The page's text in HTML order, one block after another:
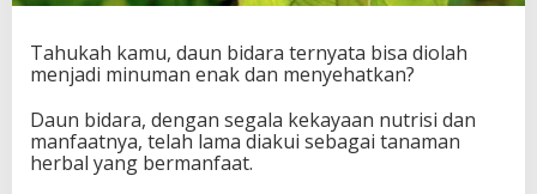
Tahukah kamu, daun bidara ternyata bisa diolah
menjadi minuman enak dan menyehatkan?
Daun bidara, dengan segala kekayaan nutrisi dan
manfaatnya, telah lama diakui sebagai tanaman
herbal yang bermanfaat.